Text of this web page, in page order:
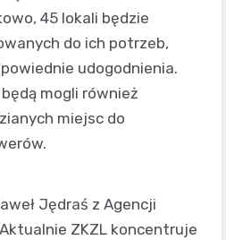
45 lokali będzie
do ich potrzeb,
udogodnienia.
mogli również
miejsc do
Jędraś z Agencji
ZKZL koncentruje